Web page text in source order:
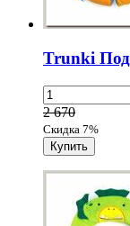
Trunki
2 670
Скидка 7%